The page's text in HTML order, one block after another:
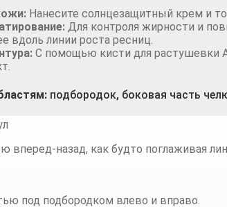
Нанесите солнцезащитный крем и
Для контроля жирности и
вдоль линии роста ресниц.
С помощью кисти для растушевки
подбородок, боковая часть
вперед-назад, как будто поглаживая
под подбородком влево и вправо.